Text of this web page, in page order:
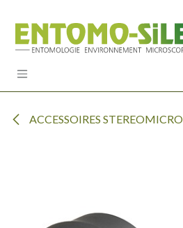
ACCESSOIRES